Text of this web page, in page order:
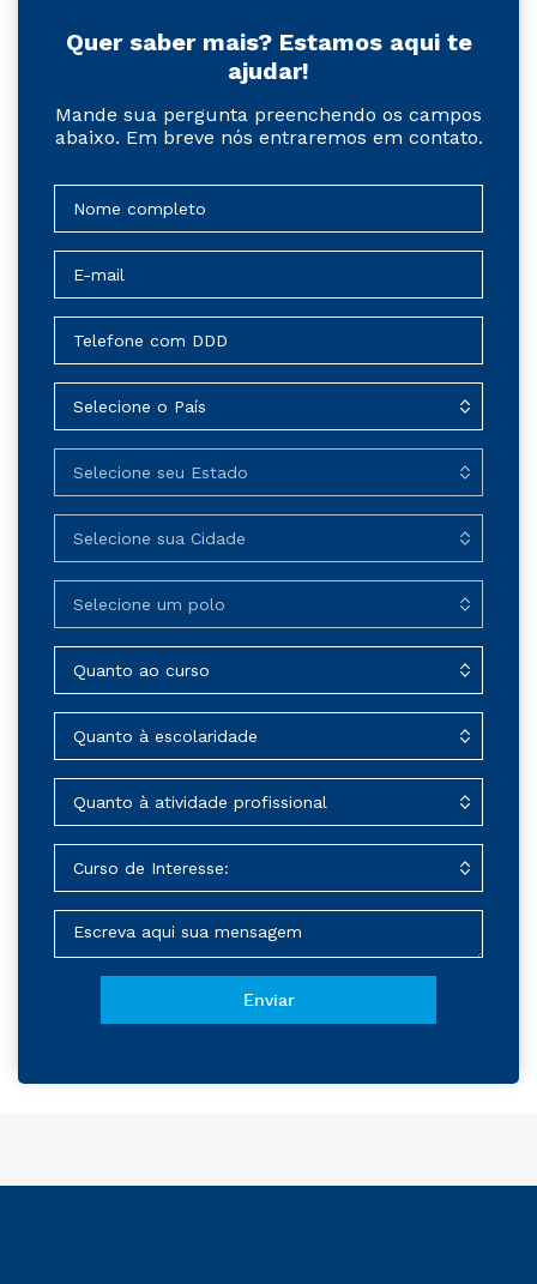
Quer saber mais? Estamos aqui te
ajudar!
Mande sua pergunta preenchendo os campos
abaixo. Em breve nós entraremos em contato.